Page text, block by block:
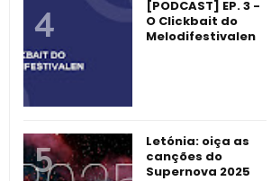
[PODCAST] EP. 3 -
O Clickbait do
Melodifestivalen
Letónia: oiça as
canções do
Supernova 2025